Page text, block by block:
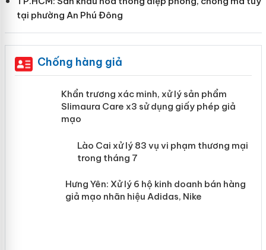
tại phường An Phú Đông
Chống hàng giả
Khẩn trương xác minh, xử lý sản phẩm
Slimaura Care x3 sử dụng giấy phép giả
mạo
Lào Cai xử lý 83 vụ vi phạm thương
mại trong tháng 7